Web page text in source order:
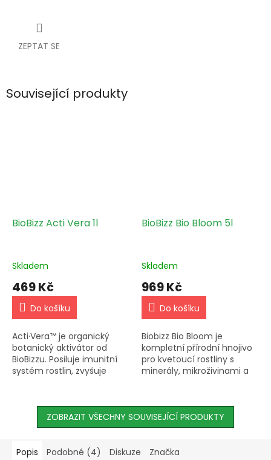
ZEPTAT SE
Související produkty
BioBizz Acti Vera 1l
Skladem
469 Kč
Do košíku
Acti·Vera™ je organický
botanický aktivátor od
BioBizzu. Posiluje imunitní
systém rostlin, zvyšuje
kvetení. Používejte 5 ml při
BioBizz Bio Bloom 5l
Skladem
969 Kč
Do košíku
Biobizz Bio Bloom je
kompletní přírodní hnojivo
pro kvetoucí rostliny s
minerály, mikroživinami a
2-5 ml na litr vody....
ZOBRAZIT VŠECHNY SOUVISEJÍCÍ PRODUKTY
Popis Podobné (4) Diskuze Značka